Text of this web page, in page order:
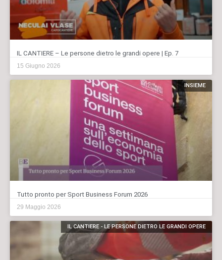
IL CANTIERE – Le persone dietro le grandi opere | Ep. 7
15 Giugno 2026
INSIEME
Tutto pronto per Sport Business Forum 2026
29 Maggio 2026
IL CANTIERE - LE PERSONE DIETRO LE GRANDI OPERE